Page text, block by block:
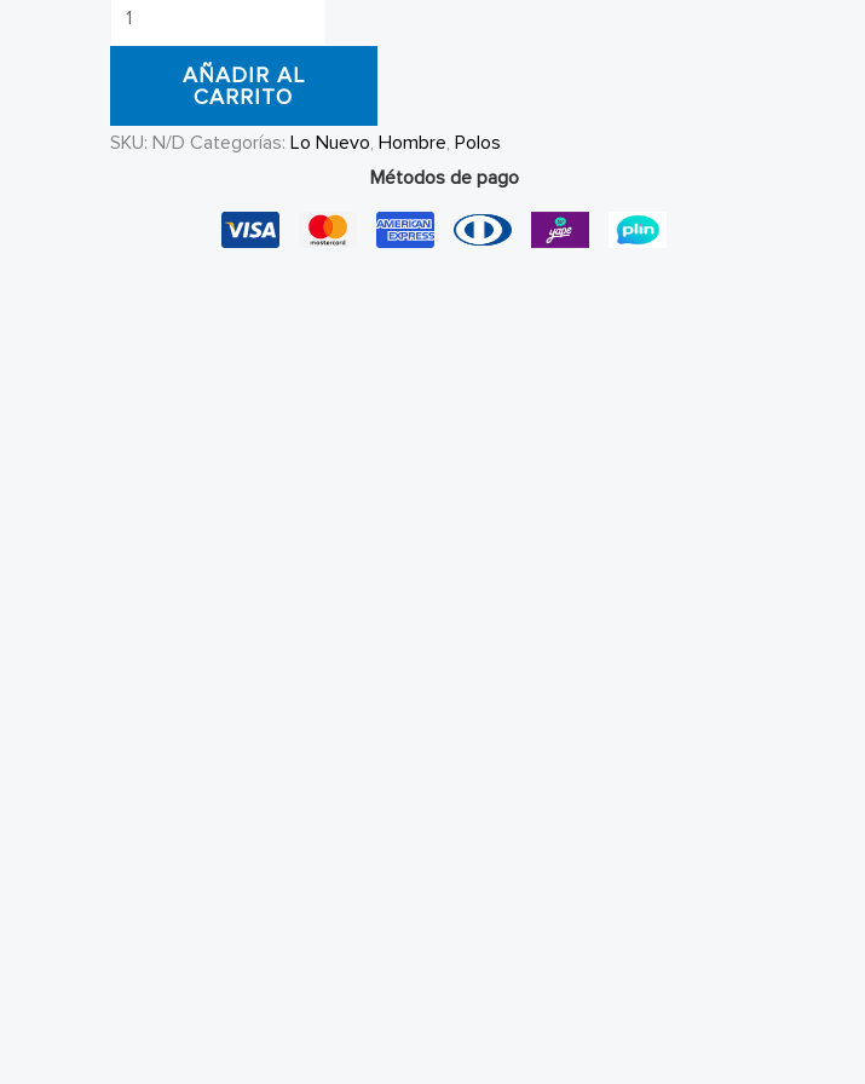
Polo
Dunkelvolk
cantidad
AÑADIR AL
CARRITO
SKU: N/D Categorías: Lo Nuevo, Hombre, Polos
Métodos de pago